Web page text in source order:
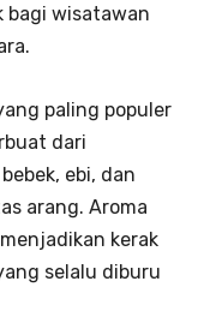
bagi wisatawan
paling populer
dari
ebi, dan
arang. Aroma
kerak
selalu diburu